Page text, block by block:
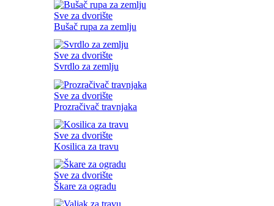
Sve za dvorište
Bušač rupa za zemlju
Sve za dvorište
Svrdlo za zemlju
Sve za dvorište
Prozračivač travnjaka
Sve za dvorište
Kosilica za travu
Sve za dvorište
Škare za ogradu